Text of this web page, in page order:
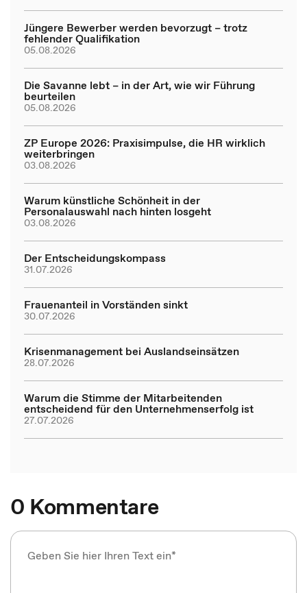
Jüngere Bewerber werden bevorzugt – trotz
fehlender Qualifikation
05.08.2026
Die Savanne lebt – in der Art, wie wir Führung
beurteilen
05.08.2026
ZP Europe 2026: Praxisimpulse, die HR wirklich
weiterbringen
03.08.2026
Warum künstliche Schönheit in der
Personalauswahl nach hinten losgeht
03.08.2026
Der Entscheidungskompass
31.07.2026
Frauenanteil in Vorständen sinkt
30.07.2026
Krisenmanagement bei Auslandseinsätzen
28.07.2026
Warum die Stimme der Mitarbeitenden
entscheidend für den Unternehmenserfolg ist
27.07.2026
0 Kommentare